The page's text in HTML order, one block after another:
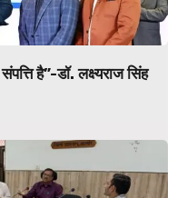
है”-डॉ. लक्ष्यराज सिंह